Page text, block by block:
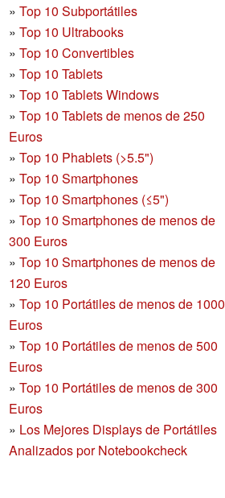
» Top 10 Subportátiles
» Top 10 Ultrabooks
» Top 10 Convertibles
» Top 10 Tablets
» Top 10 Tablets Windows
» Top 10 Tablets de menos de 250
Euros
» Top 10 Phablets (>5.5")
» Top 10 Smartphones
» Top 10 Smartphones (≤5")
» Top 10 Smartphones de menos de
300 Euros
» Top 10 Smartphonesde menos de
120 Euros
» Top 10 Portátiles de menos de 1000
Euros
» Top 10 Portátiles de menos de 500
Euros
» Top 10 Portátiles de menos de 300
Euros
» Los Mejores Displays de Portátiles
Analizados por Notebookcheck